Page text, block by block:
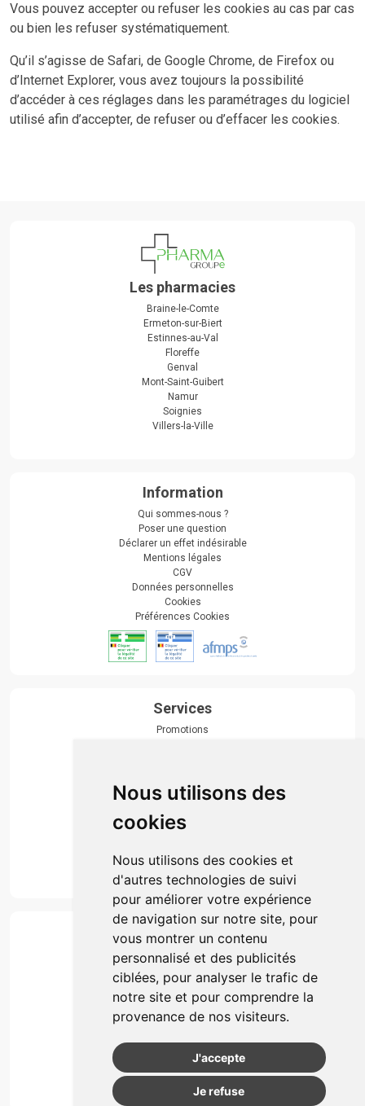
Nous utilisons des
cookies
Nous utilisons des cookies et
d'autres technologies de suivi
pour améliorer votre expérience
de navigation sur notre site, pour
vous montrer un contenu
personnalisé et des publicités
ciblées, pour analyser le trafic de
notre site et pour comprendre la
provenance de nos visiteurs.
J'accepte
Je refuse
Vous pouvez accepter ou refuser les cookies au cas par cas
ou bien les refuser systématiquement.
Qu’il s’agisse de Safari, de Google Chrome, de Firefox ou
d’Internet Explorer, vous avez toujours la possibilité
d’accéder à ces réglages dans les paramétrages du logiciel
utilisé afin d’accepter, de refuser ou d’effacer les cookies.
Les pharmacies
Braine-le-Comte
Ermeton-sur-Biert
Estinnes-au-Val
Floreffe
Genval
Mont-Saint-Guibert
Namur
Soignies
Villers-la-Ville
Information
Qui sommes-nous ?
Poser une question
Déclarer un effet indésirable
Mentions légales
CGV
Données personnelles
Cookies
Préférences Cookies
Services
Promotions
Actualités & conseils
Événements
Marques
Suivez-nous
Paiement
Simple, rapide et 100% sécurisé
Retrait & Livriason
Retrait en automate ou Locker
Livraison chez vous